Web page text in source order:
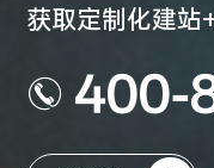
获取定制化建站
400-